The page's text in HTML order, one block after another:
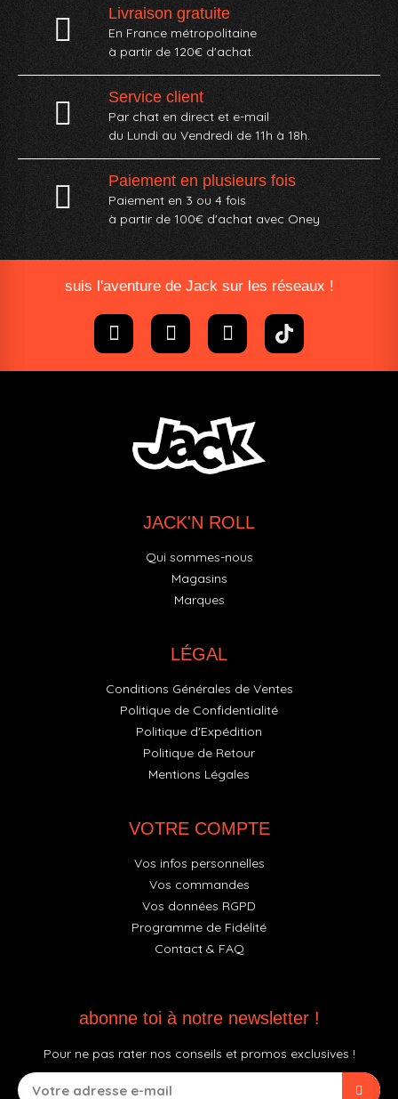
Livraison gratuite
En France métropolitaine
à partir de 120€ d'achat.
Service client
Par chat en direct et e-mail
du Lundi au Vendredi de 11h à 18h.
Paiement en plusieurs fois
Paiement en 3 ou 4 fois
à partir de 100€ d'achat avec Oney​
suis l'aventure de Jack sur les réseaux !
JACK'N ROLL
Qui sommes-nous
Magasins
Marques
LÉGAL
Conditions Générales de Ventes
Politique de Confidentialité
Politique d'Expédition
Politique de Retour
Mentions Légales
VOTRE COMPTE
Vos infos personnelles
Vos commandes
Vos données RGPD
Programme de Fidélité
Contact & FAQ
abonne toi à notre newsletter !
Pour ne pas rater nos conseils et promos exclusives !